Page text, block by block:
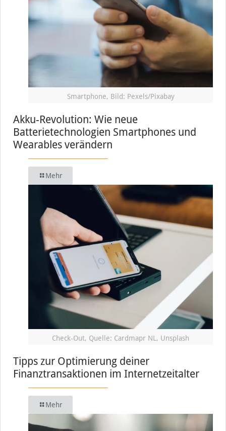
Smartphone, Bild: Pexels/Pixabay
Akku-Revolution: Wie neue
Batterietechnologien Smartphones und
Wearables verändern
Mehr
Check-Out, Quelle: Cardmapr NL, Unsplash
Tipps zur Optimierung deiner
Finanztransaktionen im Internetzeitalter
Mehr